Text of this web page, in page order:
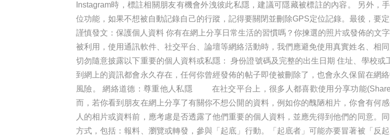
Instagram時，標註相關朋友有機會外洩彼此私隱，建議可隱藏被標註的內容。 另外，
位功能，如果不想被自動記錄自己的行蹤，記得要關閉並刪除GPS定位記錄。最後，要
謹慎發文：保護個人資料 你有在網上分享日常生活的習慣嗎？你揀選的照片或發佈的文
被利用，使用通訊軟件、社交平台、論壇等網絡活動時，我們應避免使用真實姓名、相
切勿隨意披露以下重要的個人資料或私隱： 身份證號碼及完整的出生日期 住址、學校
到網上的資訊都會永久存在，任何你曾經發佈的帖子即使被刪除了，也會永久保留在網
風險。 網絡道德：尊重他人私隱 在社交平台上，很多人都喜歡使用分享功能
而，若你看到朋友在網上分享了有關你不想公開的資料，例如你的醜陋相片，你會有何
人的相片或資料前，應考慮是否透露了他們重要的個人資料，並應先得到他們的同意。
方式，包括：報料、瀏覽或轉發，參與「起底」行動。「起底者」可能亦要冒著被「反